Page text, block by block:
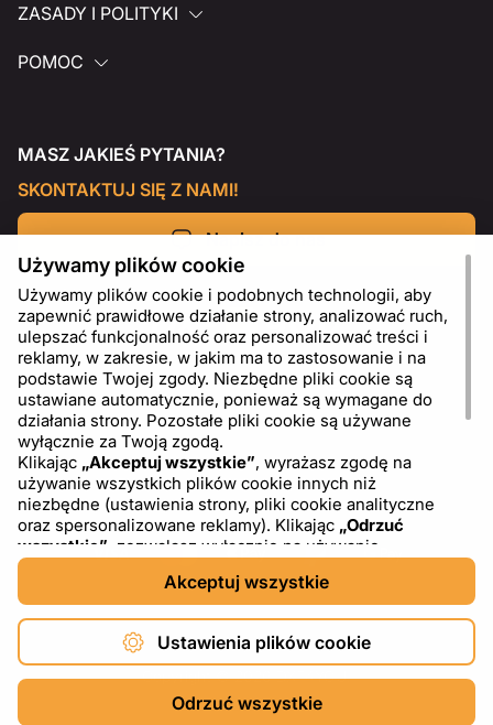
ZASADY I POLITYKI
POMOC
MASZ JAKIEŚ PYTANIA?
SKONTAKTUJ SIĘ Z NAMI!
Napisz do nas
Copyright © 2026 DXF4YOU.
PL USD - US Dollar ($)
Używamy plików cookie
Używamy plików cookie i podobnych technologii, aby
zapewnić prawidłowe działanie strony, analizować ruch,
ulepszać funkcjonalność oraz personalizować treści i
reklamy, w zakresie, w jakim ma to zastosowanie i na
podstawie Twojej zgody. Niezbędne pliki cookie są
ustawiane automatycznie, ponieważ są wymagane do
działania strony. Pozostałe pliki cookie są używane
wyłącznie za Twoją zgodą.
Klikając „Akceptuj wszystkie”, wyrażasz zgodę na
używanie wszystkich plików cookie innych niż
niezbędne (ustawienia strony, pliki cookie analityczne
oraz spersonalizowane reklamy). Klikając „Odrzuć
wszystkie” , zezwalasz wyłącznie na używanie
niezbędnych plików cookie. Klikając
, możesz wybrać, które kategorie plików cookie
chcesz zaakceptować lub zablokować. Możesz w
dowolnym momencie zmienić lub wycofać swoją zgodę,
korzystając z linku „Ustawienia plików cookie” w dolnej
części strony. Więcej informacji na temat korzystania z
plików cookie, w tym o dostawcach zewnętrznych,
znajdziesz w naszejPolityce plików cookie
Akceptuj wszystkie
Ustawienia plików cookie
Odrzuć wszystkie